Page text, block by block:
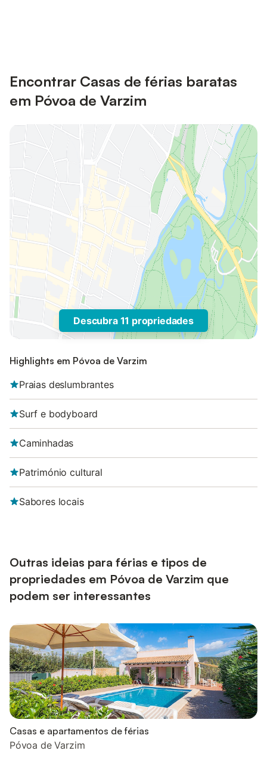
Encontrar Casas de férias baratas
em Póvoa de Varzim
Descubra 11 propriedades
Highlights em Póvoa de Varzim
Praias deslumbrantes
Surf e bodyboard
Caminhadas
Património cultural
Sabores locais
Outras ideias para férias e tipos de
propriedades em Póvoa de Varzim que
podem ser interessantes
Casas e apartamentos de férias
Póvoa de Varzim